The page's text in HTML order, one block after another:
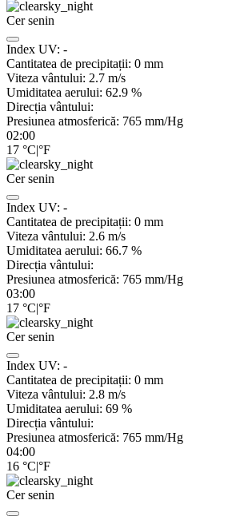
Cer senin
Index UV: -
Cantitatea de precipitații: 0 mm
Viteza vântului: 2.7 m/s
Umiditatea aerului: 62.9 %
Direcția vântului:
Presiunea atmosferică: 765 mm/Hg
02:00
17 °C|°F
Cer senin
Index UV: -
Cantitatea de precipitații: 0 mm
Viteza vântului: 2.6 m/s
Umiditatea aerului: 66.7 %
Direcția vântului:
Presiunea atmosferică: 765 mm/Hg
03:00
17 °C|°F
Cer senin
Index UV: -
Cantitatea de precipitații: 0 mm
Viteza vântului: 2.8 m/s
Umiditatea aerului: 69 %
Direcția vântului:
Presiunea atmosferică: 765 mm/Hg
04:00
16 °C|°F
Cer senin